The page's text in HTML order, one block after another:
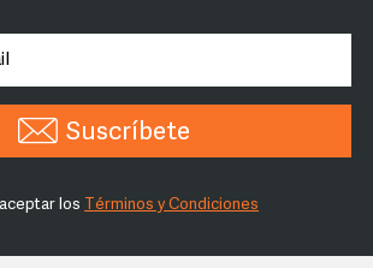
Suscríbete
los Términos y Condiciones